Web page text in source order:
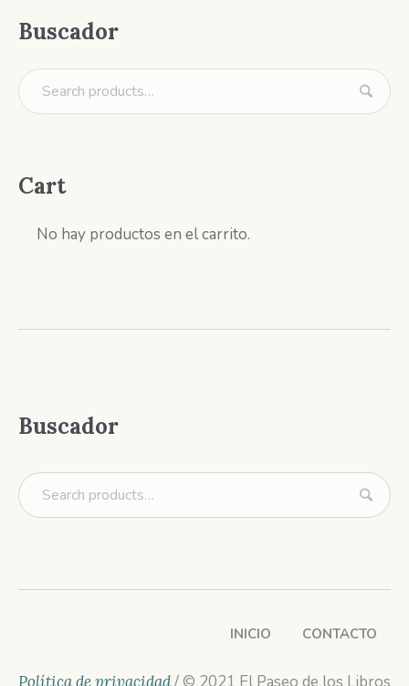
Buscador
Cart
No hay productos en el carrito.
Buscador
INICIO CONTACTO
Política de privacidad